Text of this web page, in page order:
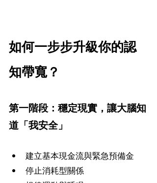
如何一步步升級你的認
知帶寬？
第一階段：穩定現實，讓大腦知
道「我安全」
建立基本現金流與緊急預備金
停止消耗型關係